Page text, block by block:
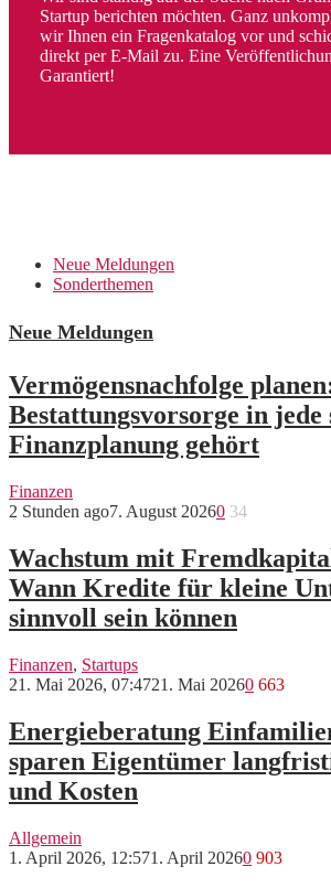
Startup berichten möchten. Ganz
wir Ihnen ein Fragenkatalog vor und
direkt per E-Mail zu. Eine
Garantiert!
Neue Meldungen
Sonderthemen
Neue Meldungen
Vermögensnachfolge
Bestattungsvorsorge in jede
Finanzplanung gehört
Finanzen
2 Stunden ago7. August 20260 34
Wachstum mit
Wann Kredite für kleine
sinnvoll sein können
Finanzen, Startups
21. Mai 2026, 07:4721. Mai 20260 663
Energieberatung
sparen Eigentümer
und Kosten
Allgemein
1. April 2026, 12:571. April 20260 903